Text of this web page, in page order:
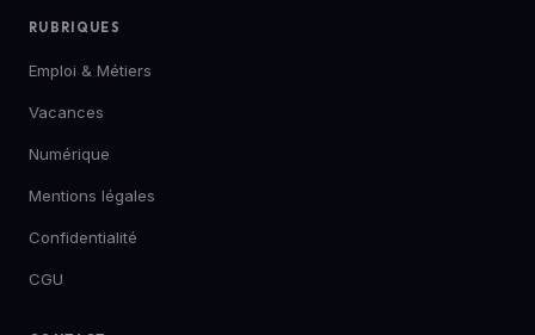
RUBRIQUES
Emploi & Métiers
Vacances
Numérique
Mentions légales
Confidentialité
CGU